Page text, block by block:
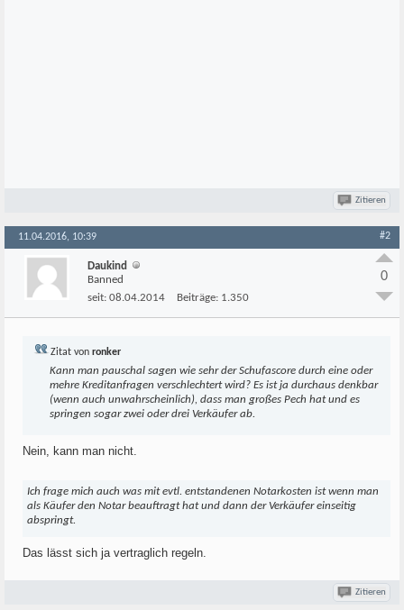
Zitieren
11.04.2016, 10:39 #2
Daukind
Banned
seit: 08.04.2014 Beiträge: 1.350
0
Zitat von ronker
Kann man pauschal sagen wie sehr der Schufascore durch eine oder
mehre Kreditanfragen verschlechtert wird? Es ist ja durchaus denkbar
(wenn auch unwahrscheinlich), dass man großes Pech hat und es
springen sogar zwei oder drei Verkäufer ab.
Nein, kann man nicht.
Ich frage mich auch was mit evtl. entstandenen Notarkosten ist wenn man
als Käufer den Notar beauftragt hat und dann der Verkäufer einseitig
abspringt.
Das lässt sich ja vertraglich regeln.
Zitieren